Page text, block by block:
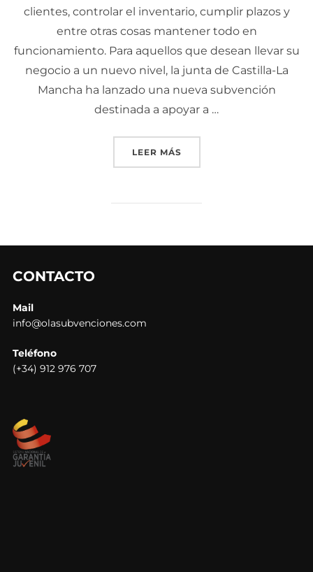
clientes, controlar el inventario, cumplir plazos y
entre otras cosas mantener todo en
funcionamiento. Para aquellos que desean llevar su
negocio a un nuevo nivel, la junta de Castilla-La
Mancha ha lanzado una nueva subvención
destinada a apoyar a …
LEER MÁS
CONTACTO
Mail
info@olasubvenciones.com
Teléfono
(+34) 912 976 707